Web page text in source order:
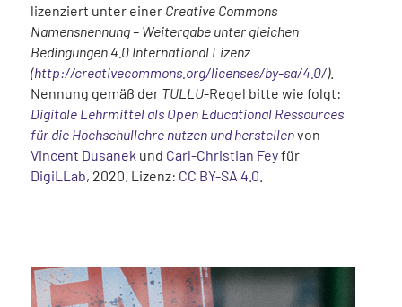
lizenziert unter einer Creative Commons
Namensnennung – Weitergabe unter gleichen
Bedingungen 4.0 International Lizenz
(http://creativecommons.org/licenses/by-sa/4.0/).
Nennung gemäß der TULLU-Regel bitte wie folgt:
Digitale Lehrmittel als Open Educational Ressources
für die Hochschullehre nutzen und herstellenvon
Vincent Dusanek und Carl-Christian Feyfür
DigiLLab, 2020. Lizenz: CC BY-SA 4.0